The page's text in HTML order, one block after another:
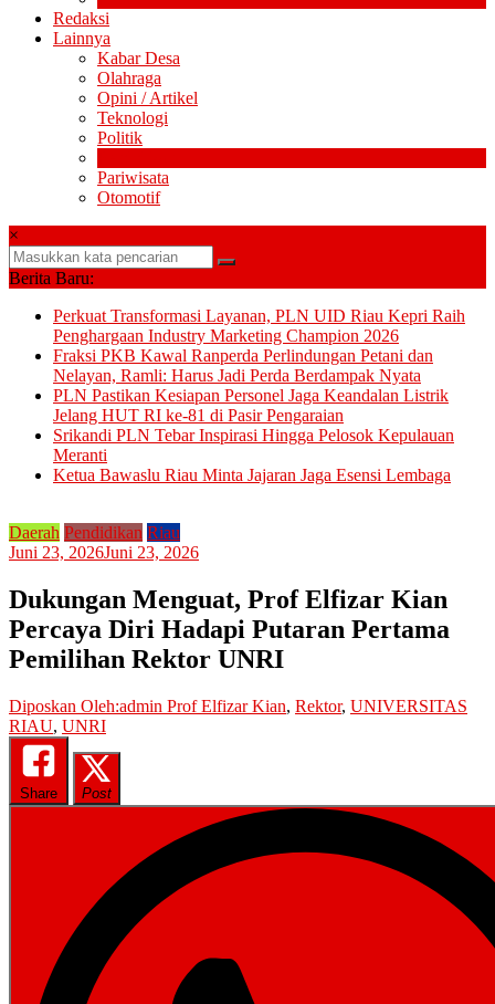
Redaksi
Lainnya
Kabar Desa
Olahraga
Opini / Artikel
Teknologi
Politik
Pariwisata
Otomotif
×
Berita Baru:
Perkuat Transformasi Layanan, PLN UID Riau Kepri Raih
Penghargaan Industry Marketing Champion 2026
Fraksi PKB Kawal Ranperda Perlindungan Petani dan
Nelayan, Ramli: Harus Jadi Perda Berdampak Nyata
PLN Pastikan Kesiapan Personel Jaga Keandalan Listrik
Jelang HUT RI ke-81 di Pasir Pengaraian
Srikandi PLN Tebar Inspirasi Hingga Pelosok Kepulauan
Meranti
Ketua Bawaslu Riau Minta Jajaran Jaga Esensi Lembaga
Daerah Pendidikan Riau
Juni 23, 2026Juni 23, 2026
Dukungan Menguat, Prof Elfizar Kian
Percaya Diri Hadapi Putaran Pertama
Pemilihan Rektor UNRI
Diposkan Oleh:admin Prof Elfizar Kian, Rektor, UNIVERSITAS
RIAU, UNRI
Share Post